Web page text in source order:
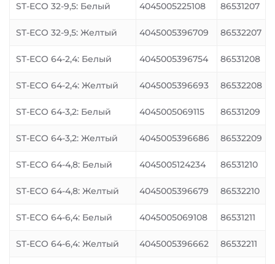
ST-ECO 32-9,5: Белый 4045005225108 86531207
ST-ECO 32-9,5: Желтый 4045005396709 86532207
ST-ECO 64-2,4: Белый 4045005396754 86531208
ST-ECO 64-2,4: Желтый 4045005396693 86532208
ST-ECO 64-3,2: Белый 4045005069115 86531209
ST-ECO 64-3,2: Желтый 4045005396686 86532209
ST-ECO 64-4,8: Белый 4045005124234 86531210
ST-ECO 64-4,8: Желтый 4045005396679 86532210
ST-ECO 64-6,4: Белый 4045005069108 86531211
ST-ECO 64-6,4: Желтый 4045005396662 86532211